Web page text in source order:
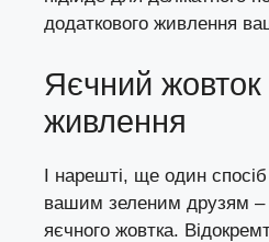
додаткового живлення
Яєчний
живлення
І нарешті, ще один
вашим зеленим друзям –
яєчного жовтка.